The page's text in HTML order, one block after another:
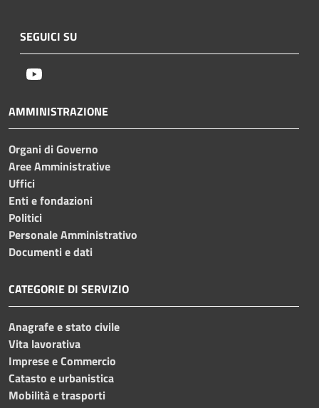
SEGUICI SU
AMMINISTRAZIONE
Organi di Governo
Aree Amministrative
Uffici
Enti e fondazioni
Politici
Personale Amministrativo
Documenti e dati
CATEGORIE DI SERVIZIO
Anagrafe e stato civile
Vita lavorativa
Imprese e Commercio
Catasto e urbanistica
Mobilità e trasporti